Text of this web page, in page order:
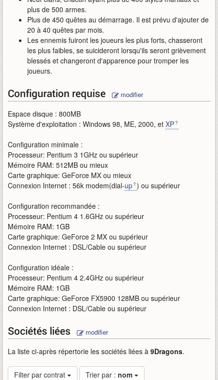
plus de 500 armes.
Plus de 450 quêtes au démarrage. Il est prévu d'ajouter de
20 à 40 quêtes par mois.
Les ennemis fuiront les joueurs les plus forts, chasseront
les plus faibles, se suicideront lorsqu'ils seront grièvement
blessés et changeront d'apparence pour tromper les
joueurs.
Configuration requise modifier
Espace disque : 800MB
Système d'exploitation : Windows 98, ME, 2000, et XP
Configuration minimale :
Processeur: Pentium 3 1GHz ou supérieur
Mémoire RAM: 512MB ou mieux
Carte graphique: GeForce MX ou mieux
Connexion Internet : 56k modem(dial-up ) ou supérieur
Configuration recommandée :
Processeur: Pentium 4 1.6GHz ou supérieur
Mémoire RAM: 1GB
Carte graphique: GeForce 2 MX ou supérieur
Connexion Internet : DSL/Cable ou supérieur
Configuration idéale :
Processeur: Pentium 4 2.4GHz ou supérieur
Mémoire RAM: 1GB
Carte graphique: GeForce FX5900 128MB ou supérieur
Connexion Internet : DSL/Cable ou supérieur
Sociétés liées modifier
La liste ci-après répertorie les sociétés liées à 9Dragons.
Filter par contrat Trier par : nom